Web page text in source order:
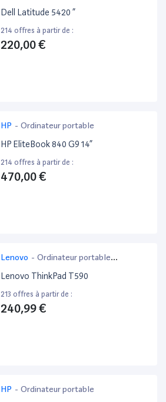
Dell Latitude 5420 ”
214 offres à partir de :
220,00 €
HP - Ordinateur portable
HP EliteBook 840 G9 14”
214 offres à partir de :
470,00 €
Lenovo - Ordinateur portable
bureautique
Lenovo ThinkPad T590
213 offres à partir de :
240,99 €
HP - Ordinateur portable